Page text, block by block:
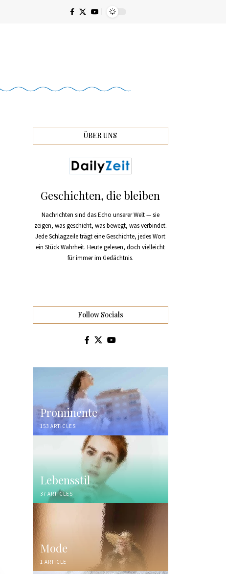
ÜBER UNS
Geschichten, die bleiben
Nachrichten sind das Echo unserer Welt — sie
zeigen, was geschieht, was bewegt, was verbindet.
Jede Schlagzeile trägt eine Geschichte, jedes Wort
ein Stück Wahrheit. Heute gelesen, doch vielleicht
für immer im Gedächtnis.
Follow Socials
Prominente
153 ARTICLES
Lebensstil
37 ARTICLES
Mode
1 ARTICLE